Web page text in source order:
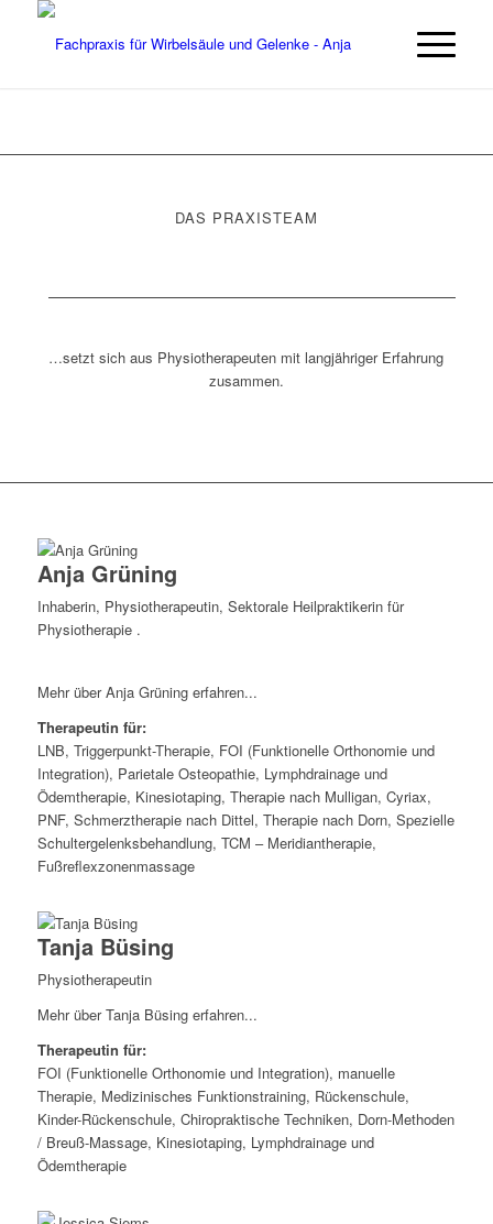
DAS PRAXISTEAM
…setzt sich aus Physiotherapeuten mit langjähriger Erfahrung
zusammen.
Anja Grüning
Inhaberin, Physiotherapeutin, Sektorale Heilpraktikerin für
Physiotherapie .
Mehr über Anja Grüning erfahren...
Therapeutin für:
LNB, Triggerpunkt-Therapie, FOI (Funktionelle Orthonomie und
Integration), Parietale Osteopathie, Lymphdrainage und
Ödemtherapie, Kinesiotaping, Therapie nach Mulligan, Cyriax,
PNF, Schmerztherapie nach Dittel, Therapie nach Dorn, Spezielle
Schultergelenksbehandlung, TCM – Meridiantherapie,
Fußreflexzonenmassage
Tanja Büsing
Physiotherapeutin
Mehr über Tanja Büsing erfahren...
Therapeutin für:
FOI (Funktionelle Orthonomie und Integration), manuelle
Therapie, Medizinisches Funktionstraining, Rückenschule,
Kinder-Rückenschule, Chiropraktische Techniken, Dorn-Methoden
/ Breuß-Massage, Kinesiotaping, Lymphdrainage und
Ödemtherapie